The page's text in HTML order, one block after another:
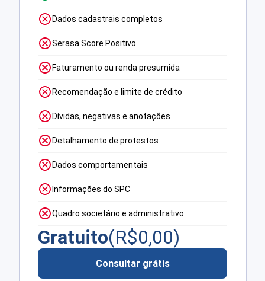
Dados cadastrais completos
Serasa Score Positivo
Faturamento ou renda presumida
Recomendação e limite de crédito
Dívidas, negativas e anotações
Detalhamento de protestos
Dados comportamentais
Informações do SPC
Quadro societário e administrativo
Gratuito(R$0,00)
Consultar grátis